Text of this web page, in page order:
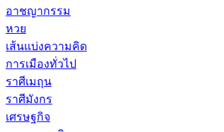
อาชญากรรม
หวย
เส้นแบ่งความคิด
การเมืองทั่วไป
ราศีเมถุน
ราศีมังกร
เศรษฐกิจ